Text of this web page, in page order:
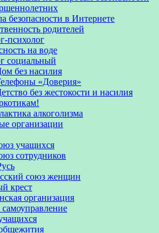
безопасности в Интернете
родителей
психолог
на воде
социальный
без насилия
«Доверия»
без жестокости и насилия
алкоголизма
организации
учащихся
сотрудников
союз женщин
крест
организация